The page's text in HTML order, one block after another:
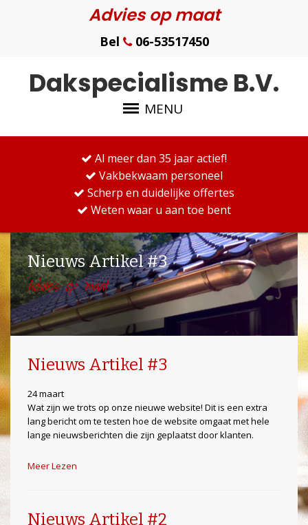
Advies op maat
Bel 06-53517450
Dakspecialisme B.V.
MENU
Al meer dan 35 jaar actief!
Vakbekwaam personeel
Scherp en duidelijke offertes
Weten waar u aan toe bent
Nieuws Artikel #3
Advies op maat
Nieuws Artikel #3
24 maart
Wat zijn we trots op onze nieuwe website! Dit is een extra
lang bericht om te testen hoe de website omgaat met hele
lange nieuwsberichten die zijn geplaatst door klanten.
Meer Lezen
Nieuws Artikel #2